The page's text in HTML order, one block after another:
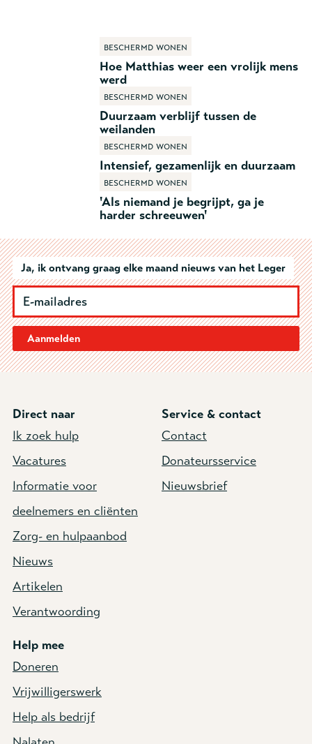
Hoe Matthias weer een vrolijk mens
werd
Beschermd wonen
Duurzaam verblijf tussen de
weilanden
Beschermd wonen
Intensief, gezamenlijk en duurzaam
Beschermd wonen
'Als niemand je begrijpt, ga je
harder schreeuwen'
Beschermd wonen
Ja, ik ontvang graag elke maand nieuws van het Leger
Aanmelden
Direct naar
Ik zoek hulp
Vacatures
Informatie voor
deelnemers en cliënten
Zorg- en hulpaanbod
Nieuws
Artikelen
Verantwoording
Service & contact
Contact
Donateursservice
Nieuwsbrief
Help mee
Doneren
Vrijwilligerswerk
Help als bedrijf